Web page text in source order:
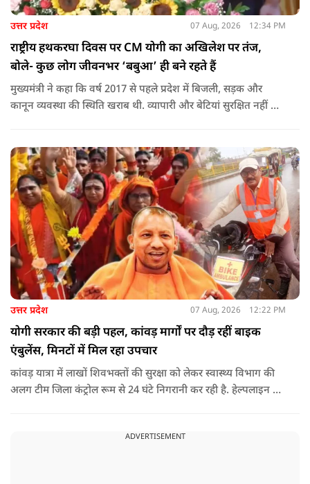
उत्तर प्रदेश 07 Aug, 2026 12:34 PM
राष्ट्रीय हथकरघा दिवस पर CM योगी का अखिलेश पर तंज,
बोले- कुछ लोग जीवनभर ‘बबुआ’ ही बने रहते हैं
मुख्यमंत्री ने कहा कि वर्ष 2017 से पहले प्रदेश में बिजली, सड़क और
कानून व्यवस्था की स्थिति खराब थी. व्यापारी और बेटियां सुरक्षित नहीं थीं.
हस्तशिल्पियों को उठाना पड़ा.
उत्तर प्रदेश 07 Aug, 2026 12:22 PM
योगी सरकार की बड़ी पहल, कांवड़ मार्गों पर दौड़ रहीं बाइक
एंबुलेंस, मिनटों में मिल रहा उपचार
कांवड़ यात्रा में लाखों शिवभक्तों की सुरक्षा को लेकर स्वास्थ्य विभाग की
अलग टीम जिला कंट्रोल रूम से 24 घंटे निगरानी कर रही है. हेल्पलाइन पर
ADVERTISEMENT